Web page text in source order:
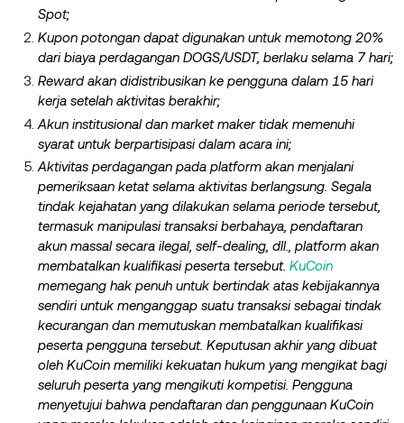
Spot;
Kupon potongan dapat digunakan untuk memotong 20%
dari biaya perdagangan DOGS/USDT, berlaku selama 7 hari;
Reward akan didistribusikan ke pengguna dalam 15 hari
kerja setelah aktivitas berakhir;
Akun institusional dan market maker tidak memenuhi
syarat untuk berpartisipasi dalam acara ini;
Aktivitas perdagangan pada platform akan menjalani
pemeriksaan ketat selama aktivitas berlangsung. Segala
tindak kejahatan yang dilakukan selama periode tersebut,
termasuk manipulasi transaksi berbahaya, pendaftaran
akun massal secara ilegal, self-dealing, dll., platform akan
membatalkan kualifikasi peserta tersebut. KuCoin
memegang hak penuh untuk bertindak atas kebijakannya
sendiri untuk menganggap suatu transaksi sebagai tindak
kecurangan dan memutuskan membatalkan kualifikasi
peserta pengguna tersebut. Keputusan akhir yang dibuat
oleh KuCoin memiliki kekuatan hukum yang mengikat bagi
seluruh peserta yang mengikuti kompetisi. Pengguna
menyetujui bahwa pendaftaran dan penggunaan KuCoin